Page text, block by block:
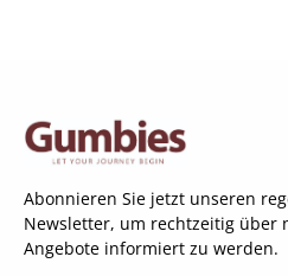
Abonnieren Sie jetzt unseren
Newsletter, um rechtzeitig über
Angebote informiert zu werden.